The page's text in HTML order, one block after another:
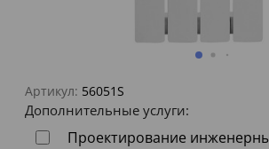
Артикул: 56051S
Дополнительные услуги:
Проектирование